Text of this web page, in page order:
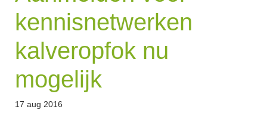
kennisnetwerken
kalveropfok nu
mogelijk
17 aug 2016